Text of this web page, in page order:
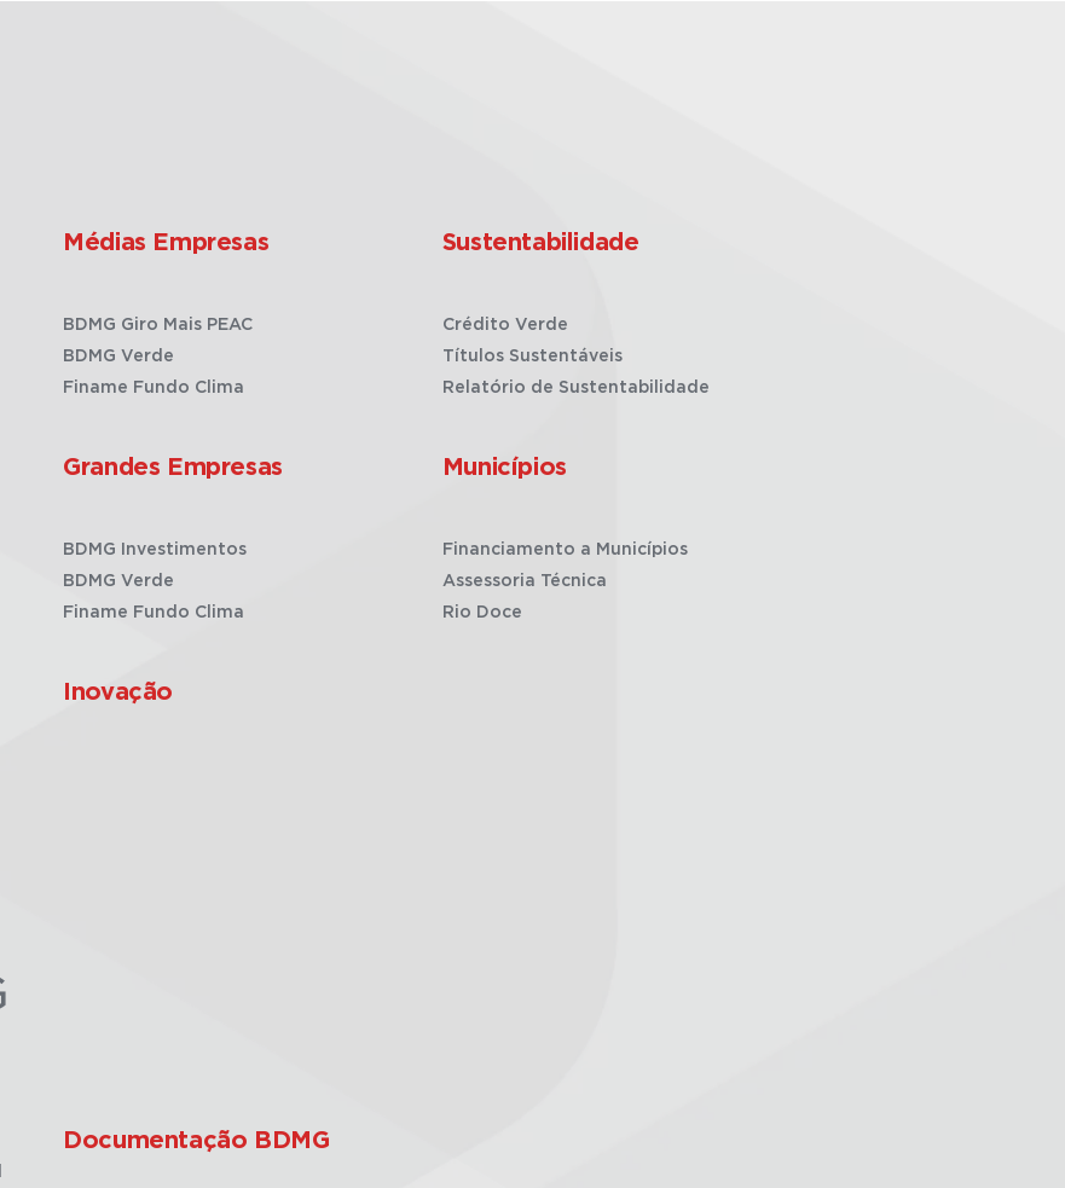
Médias Empresas
BDMG Giro Mais PEAC
BDMG Verde
Finame Fundo Clima
Grandes Empresas
BDMG Investimentos
BDMG Verde
Finame Fundo Clima
Inovação
Sustentabilidade
Crédito Verde
Títulos Sustentáveis
Relatório de Sustentabilidade
Municípios
Financiamento a Municípios
Assessoria Técnica
Rio Doce
Documentação BDMG